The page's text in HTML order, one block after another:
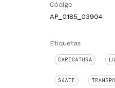
Código
AP_0185_03904
Etiquetas
CARICATURA
SKATE